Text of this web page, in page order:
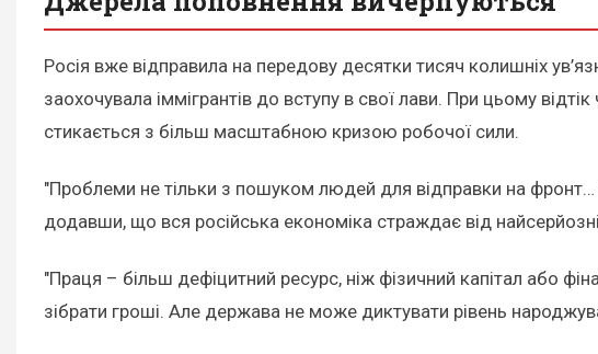
Росія вже відправила на передову десятки тисяч колишніх
заохочувала іммігрантів до вступу в свої лави. При цьому
стикається з більш масштабною кризою робочої сили.
"Проблеми не тільки з пошуком людей для відправки на
додавши, що вся російська економіка страждає від
"Праця – більш дефіцитний ресурс, ніж фізичний капітал або
зібрати гроші. Але держава не може диктувати рівень